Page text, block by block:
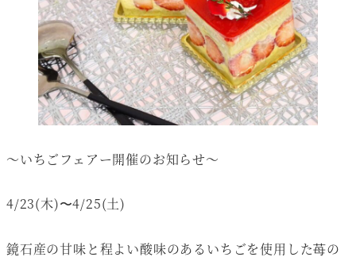
～いちごフェアー開催のお知らせ～
4/23(木)〜4/25(土)
鏡石産の甘味と程よい酸味のあるいちごを使用した苺の